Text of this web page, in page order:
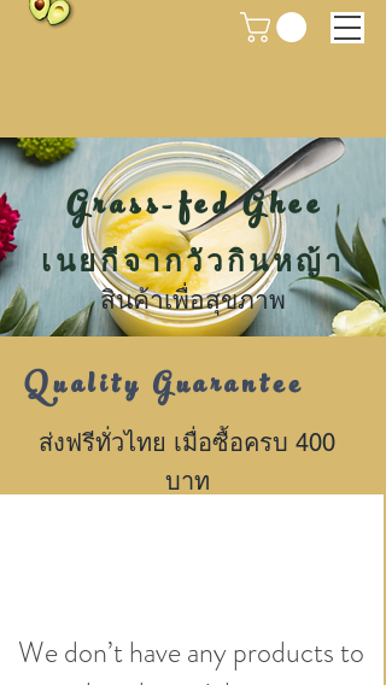
Grass-fed Ghee
เนยกีจากวัวกินหญ้า
สินค้าเพื่อสุขภาพ
Quality Guarantee
ส่งฟรีทั่วไทย เมื่อซื้อครบ 400
บาท
We don’t have any products to